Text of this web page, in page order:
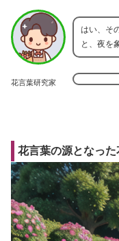
花言葉研究家
はい、そ
と、夜を
花言葉の源となった